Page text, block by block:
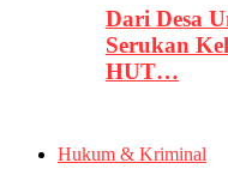
Dari Desa
Serukan
HUT…
Hukum & Kriminal